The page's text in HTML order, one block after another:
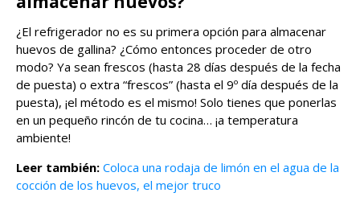
¿El refrigerador no es su primera opción para almacenar
huevos de gallina? ¿Cómo entonces proceder de otro
modo? Ya sean frescos (hasta 28 días después de la fecha
de puesta) o extra “frescos” (hasta el 9º día después de la
puesta), ¡el método es el mismo! Solo tienes que ponerlas
en un pequeño rincón de tu cocina… ¡a temperatura
ambiente!
Leer también: Coloca una rodaja de limón en el agua de la
cocción de los huevos, el mejor truco